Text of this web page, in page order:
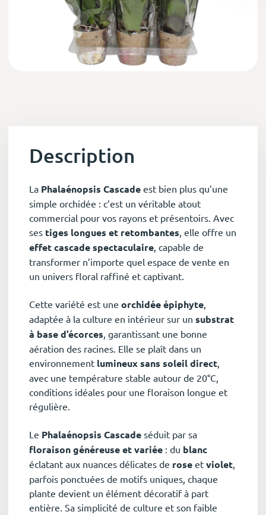
Description
La Phalaénopsis Cascade est bien plus qu’une
simple orchidée : c’est un véritable atout
commercial pour vos rayons et présentoirs. Avec
ses tiges longues et retombantes, elle offre un
effet cascade spectaculaire, capable de
transformer n’importe quel espace de vente en
un univers floral raffiné et captivant.
Cette variété est une orchidée épiphyte,
adaptée à la culture en intérieur sur un substrat
à base d’écorces, garantissant une bonne
aération des racines. Elle se plaît dans un
environnement lumineux sans soleil direct,
avec une température stable autour de 20°C,
conditions idéales pour une floraison longue et
régulière.
Le Phalaénopsis Cascade séduit par sa
floraison généreuse et variée : du blanc
éclatant aux nuances délicates de rose et violet,
parfois ponctuées de motifs uniques, chaque
plante devient un élément décoratif à part
entière. Sa simplicité de culture et son faible